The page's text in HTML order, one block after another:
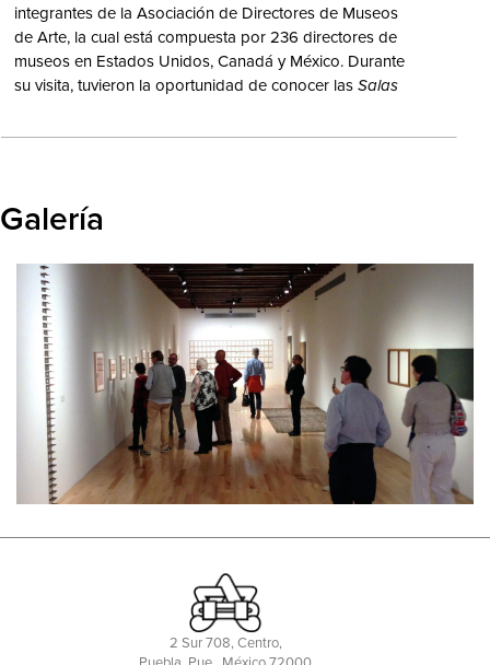
integrantes de la Asociación de Directores de Museos
de Arte, la cual está compuesta por 236 directores de
museos en Estados Unidos, Canadá y México. Durante
su visita, tuvieron la oportunidad de conocer las Salas
temporalesAbraham Cruzvillegas. Autoconstruccióny
Galería
2 Sur 708, Centro,